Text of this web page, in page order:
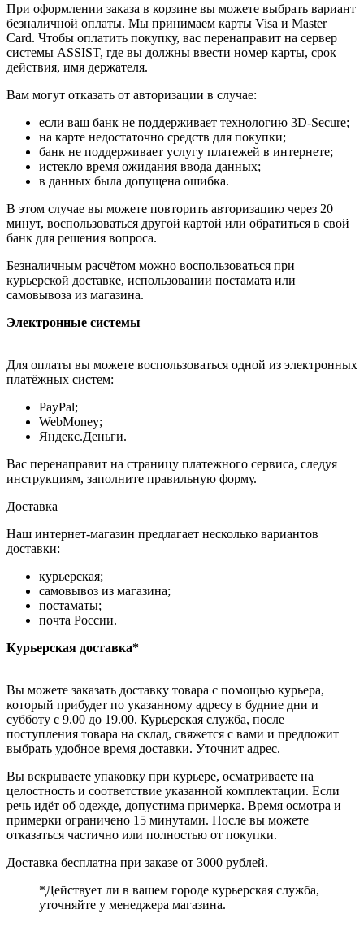
При оформлении заказа в корзине вы можете выбрать вариант
безналичной оплаты. Мы принимаем карты Visa и Master
Card. Чтобы оплатить покупку, вас перенаправит на сервер
системы ASSIST, где вы должны ввести номер карты, срок
действия, имя держателя.
Вам могут отказать от авторизации в случае:
если ваш банк не поддерживает технологию 3D-Secure;
на карте недостаточно средств для покупки;
банк не поддерживает услугу платежей в интернете;
истекло время ожидания ввода данных;
в данных была допущена ошибка.
В этом случае вы можете повторить авторизацию через 20
минут, воспользоваться другой картой или обратиться в свой
банк для решения вопроса.
Безналичным расчётом можно воспользоваться при
курьерской доставке, использовании постамата или
самовывоза из магазина.
Электронные системы
Для оплаты вы можете воспользоваться одной из электронных
платёжных систем:
PayPal;
WebMoney;
Яндекс.Деньги.
Вас перенаправит на страницу платежного сервиса, следуя
инструкциям, заполните правильную форму.
Доставка
Наш интернет-магазин предлагает несколько вариантов
доставки:
курьерская;
самовывоз из магазина;
постаматы;
почта России.
Курьерская доставка*
Вы можете заказать доставку товара с помощью курьера,
который прибудет по указанному адресу в будние дни и
субботу с 9.00 до 19.00. Курьерская служба, после
поступления товара на склад, свяжется с вами и предложит
выбрать удобное время доставки. Уточнит адрес.
Вы вскрываете упаковку при курьере, осматриваете на
целостность и соответствие указанной комплектации. Если
речь идёт об одежде, допустима примерка. Время осмотра и
примерки ограничено 15 минутами. После вы можете
отказаться частично или полностью от покупки.
Доставка бесплатна при заказе от 3000 рублей.
*Действует ли в вашем городе курьерская служба,
уточняйте у менеджера магазина.